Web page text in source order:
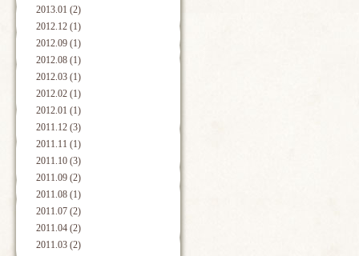
2013.01 (2)
2012.12 (1)
2012.09 (1)
2012.08 (1)
2012.03 (1)
2012.02 (1)
2012.01 (1)
2011.12 (3)
2011.11 (1)
2011.10 (3)
2011.09 (2)
2011.08 (1)
2011.07 (2)
2011.04 (2)
2011.03 (2)